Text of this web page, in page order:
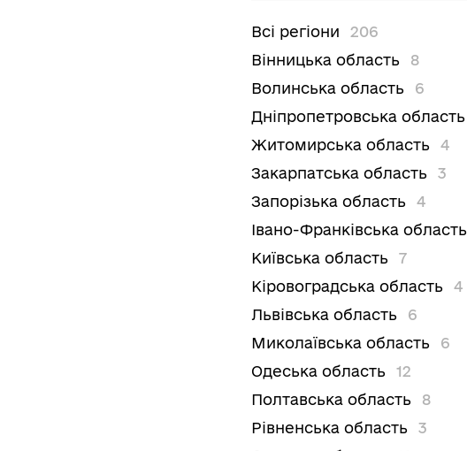
Всі регіони
206
Вінницька область
8
Волинська область
6
Дніпропетровська область
Житомирська область
4
Закарпатська область
3
Запорізька область
4
Івано-Франківська область
Київська область
7
Кіровоградська область
4
Львівська область
6
Миколаївська область
6
Одеська область
12
Полтавська область
8
Рівненська область
3